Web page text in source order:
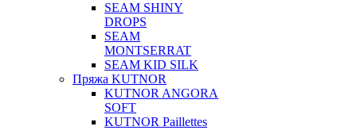
SEAM SHINY
DROPS
SEAM
MONTSERRAT
SEAM KID SILK
Пряжа KUTNOR
KUTNOR ANGORA
SOFT
KUTNOR Paillettes